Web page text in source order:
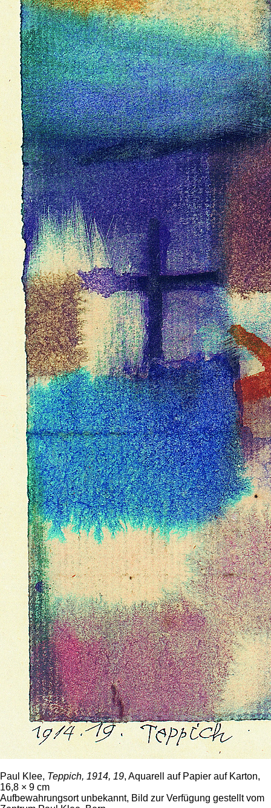
Paul Klee, Teppich, 1914, 19, Aquarell auf Papier auf Karton,
16,8 × 9 cm
Aufbewahrungsort unbekannt, Bild zur Verfügung gestellt vom